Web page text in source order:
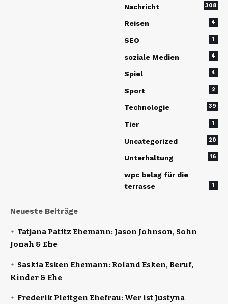
Nachricht 308
Reisen 4
SEO 1
soziale Medien 4
Spiel 4
Sport 2
Technologie 39
Tier 1
Uncategorized 20
Unterhaltung 16
wpc belag für die
terrasse
1
Neueste Beiträge
Tatjana Patitz Ehemann: Jason Johnson, Sohn
Jonah & Ehe
Saskia Esken Ehemann: Roland Esken, Beruf,
Kinder & Ehe
Frederik Pleitgen Ehefrau: Wer ist Justyna